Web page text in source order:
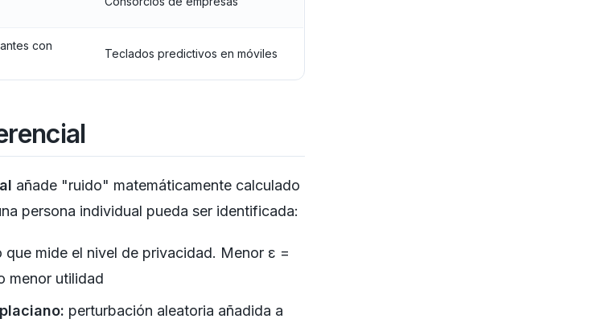
con
Teclados predictivos en móviles
añade "ruido" matemáticamente calculado
persona individual pueda ser identificada:
que mide el nivel de privacidad. Menor ε =
menor utilidad
perturbación aleatoria añadida a